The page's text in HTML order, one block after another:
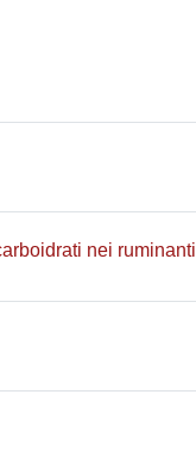
nei ruminanti